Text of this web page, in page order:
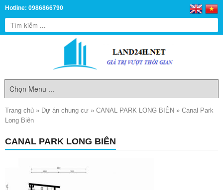
Hotline: 0986866790
Trang chủ » Dự án chung cư » CANAL PARK LONG BIÊN » Canal Park
Long Biên
CANAL PARK LONG BIÊN